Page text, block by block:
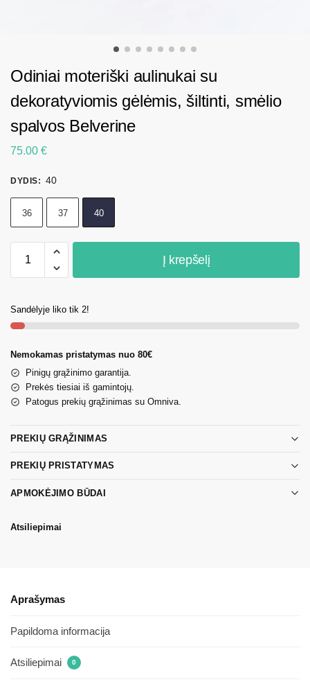
Odiniai moteriški aulinukai su
dekoratyviomis gėlėmis, šiltinti, smėlio
spalvos Belverine
75.00 €
DYDIS: 40
36 37 40
Į krepšelį
Sandėlyje liko tik 2!
Nemokamas pristatymas nuo 80€
Pinigų grąžinimo garantija.
Prekės tiesiai iš gamintojų.
Patogus prekių grąžinimas su Omniva.
PREKIŲ GRĄŽINIMAS
PREKIŲ PRISTATYMAS
APMOKĖJIMO BŪDAI
Atsiliepimai
Aprašymas
Papildoma informacija
Atsiliepimai 0